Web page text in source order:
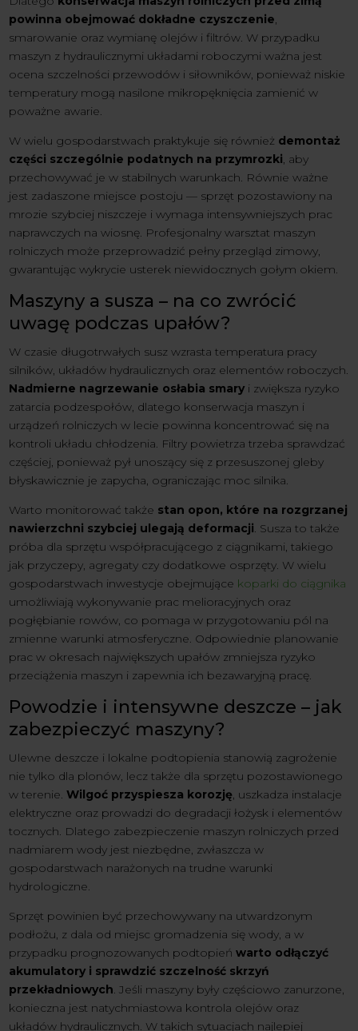
powinna obejmować dokładne czyszczenie,
smarowanie oraz wymianę olejów i filtrów. W przypadku
maszyn z hydraulicznymi układami roboczymi ważna jest
ocena szczelności przewodów i siłowników, ponieważ niskie
temperatury mogą nasilone mikropęknięcia zamienić w
poważne awarie.
W wielu gospodarstwach praktykuje się również demontaż
części szczególnie podatnych na przymrozki, aby
przechowywać je w stabilnych warunkach. Równie ważne
jest zadaszone miejsce postoju — sprzęt pozostawiony na
mrozie szybciej niszczeje i wymaga intensywniejszych prac
naprawczych na wiosnę. Profesjonalny warsztat maszyn
rolniczych może przeprowadzić pełny przegląd zimowy,
gwarantując wykrycie usterek niewidocznych gołym okiem.
Maszyny a susza – na co zwrócić
uwagę podczas upałów?
W czasie długotrwałych susz wzrasta temperatura pracy
silników, układów hydraulicznych oraz elementów roboczych.
Nadmierne nagrzewanie osłabia smary i zwiększa ryzyko
zatarcia podzespołów, dlatego konserwacja maszyn i
urządzeń rolniczych w lecie powinna koncentrować się na
kontroli układu chłodzenia. Filtry powietrza trzeba sprawdzać
częściej, ponieważ pył unoszący się z przesuszonej gleby
błyskawicznie je zapycha, ograniczając moc silnika.
Warto monitorować także stan opon, które na rozgrzanej
nawierzchni szybciej ulegają deformacji. Susza to także
próba dla sprzętu współpracującego z ciągnikami, takiego
jak przyczepy, agregaty czy dodatkowe osprzęty. W wielu
gospodarstwach inwestycje obejmujące koparki do ciągnika
umożliwiają wykonywanie prac melioracyjnych oraz
pogłębianie rowów, co pomaga w przygotowaniu pól na
zmienne warunki atmosferyczne. Odpowiednie planowanie
prac w okresach największych upałów zmniejsza ryzyko
przeciążenia maszyn i zapewnia ich bezawaryjną pracę.
Powodzie i intensywne deszcze – jak
zabezpieczyć maszyny?
Ulewne deszcze i lokalne podtopienia stanowią zagrożenie
nie tylko dla plonów, lecz także dla sprzętu pozostawionego
w terenie.Wilgoć przyspiesza korozję, uszkadza instalacje
elektryczne oraz prowadzi do degradacji łożysk i elementów
tocznych. Dlatego zabezpieczenie maszyn rolniczych przed
nadmiarem wody jest niezbędne, zwłaszcza w
gospodarstwach narażonych na trudne warunki
hydrologiczne.
Sprzęt powinien być przechowywany na utwardzonym
podłożu, z dala od miejsc gromadzenia się wody, a w
przypadku prognozowanych podtopieńwarto odłączyć
akumulatory i sprawdzić szczelność skrzyń
przekładniowych. Jeśli maszyny były częściowo zanurzone,
konieczna jest natychmiastowa kontrola olejów oraz
układów hydraulicznych. W takich sytuacjach najlepiej